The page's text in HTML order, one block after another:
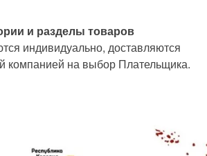
и разделы товаров
индивидуально, доставляются
компанией на выбор Плательщика.